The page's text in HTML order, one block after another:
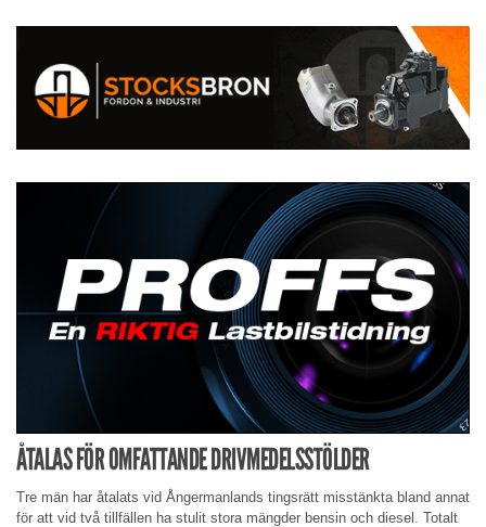
ÅTALAS FÖR OMFATTANDE DRIVMEDELSSTÖLDER
Tre män har åtalats vid Ångermanlands tingsrätt misstänkta bland annat
för att vid två tillfällen ha stulit stora mängder bensin och diesel. Totalt